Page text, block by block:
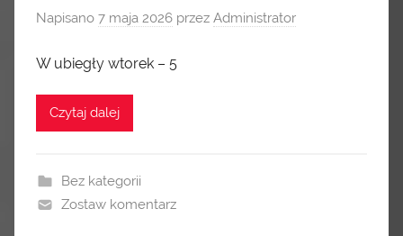
Napisano 7 maja 2026 przez Administrator
W ubiegły wtorek – 5
Czytaj dalej
Bez kategorii
Zostaw komentarz